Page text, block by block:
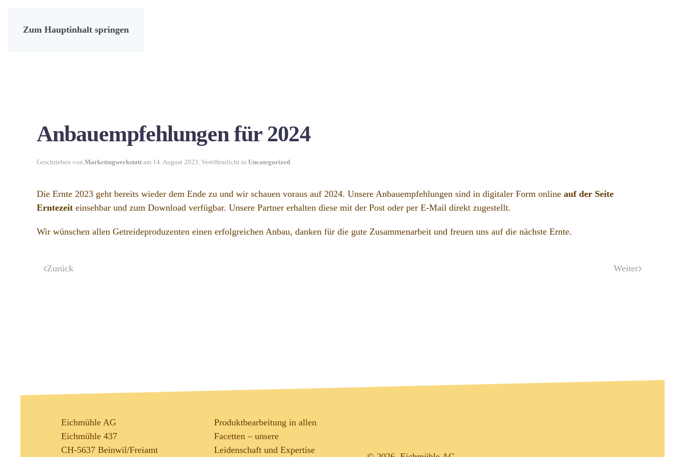
Zum Hauptinhalt springen
Anbauempfehlungen für 2024
Geschrieben von Marketingwerkstatt am 14. August 2023. Veröffentlicht in Uncategorized.
Die Ernte 2023 geht bereits wieder dem Ende zu und wir schauen voraus auf 2024. Unsere Anbauempfehlungen sind in digitaler Form online auf der Seite
Erntezeit einsehbar und zum Download verfügbar. Unsere Partner erhalten diese mit der Post oder per E-Mail direkt zugestellt.
Wir wünschen allen Getreideproduzenten einen erfolgreichen Anbau, danken für die gute Zusammenarbeit und freuen uns auf die nächste Ernte.
Zurück Weiter
Eichmühle AG
Eichmühle 437
CH-5637 Beinwil/Freiamt
Produktbearbeitung in allen
Facetten – unsere
Leidenschaft und Expertise